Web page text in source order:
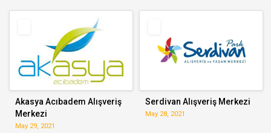
Akasya Acıbadem Alışveriş
Merkezi
May 29, 2021
Serdivan Alışveriş Merkezi
May 28, 2021